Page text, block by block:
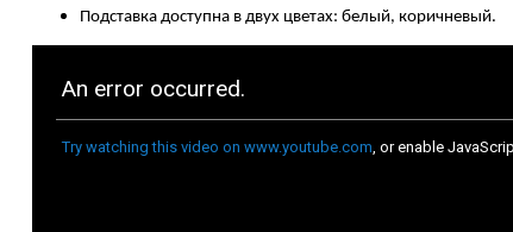
Подставка доступна в двух цветах: белый, коричневый.